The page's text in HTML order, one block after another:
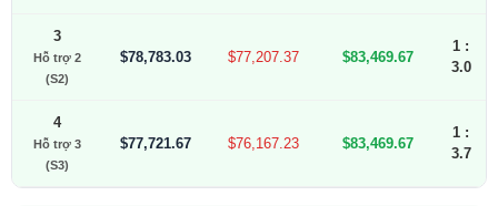
3
Hỗ trợ 2
(S2)
$78,783.03 $77,207.37 $83,469.67
1 :
3.0
4
Hỗ trợ 3
(S3)
$77,721.67 $76,167.23 $83,469.67
1 :
3.7